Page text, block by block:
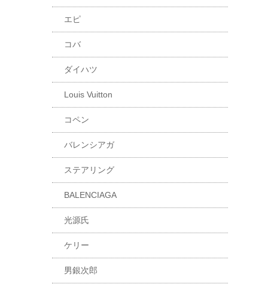
エピ
コバ
ダイハツ
Louis Vuitton
コペン
バレンシアガ
ステアリング
BALENCIAGA
光源氏
ケリー
男銀次郎